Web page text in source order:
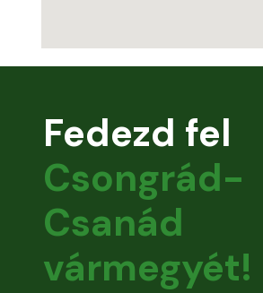
Fedezd fel
Csongrád-
Csanád
vármegyét!